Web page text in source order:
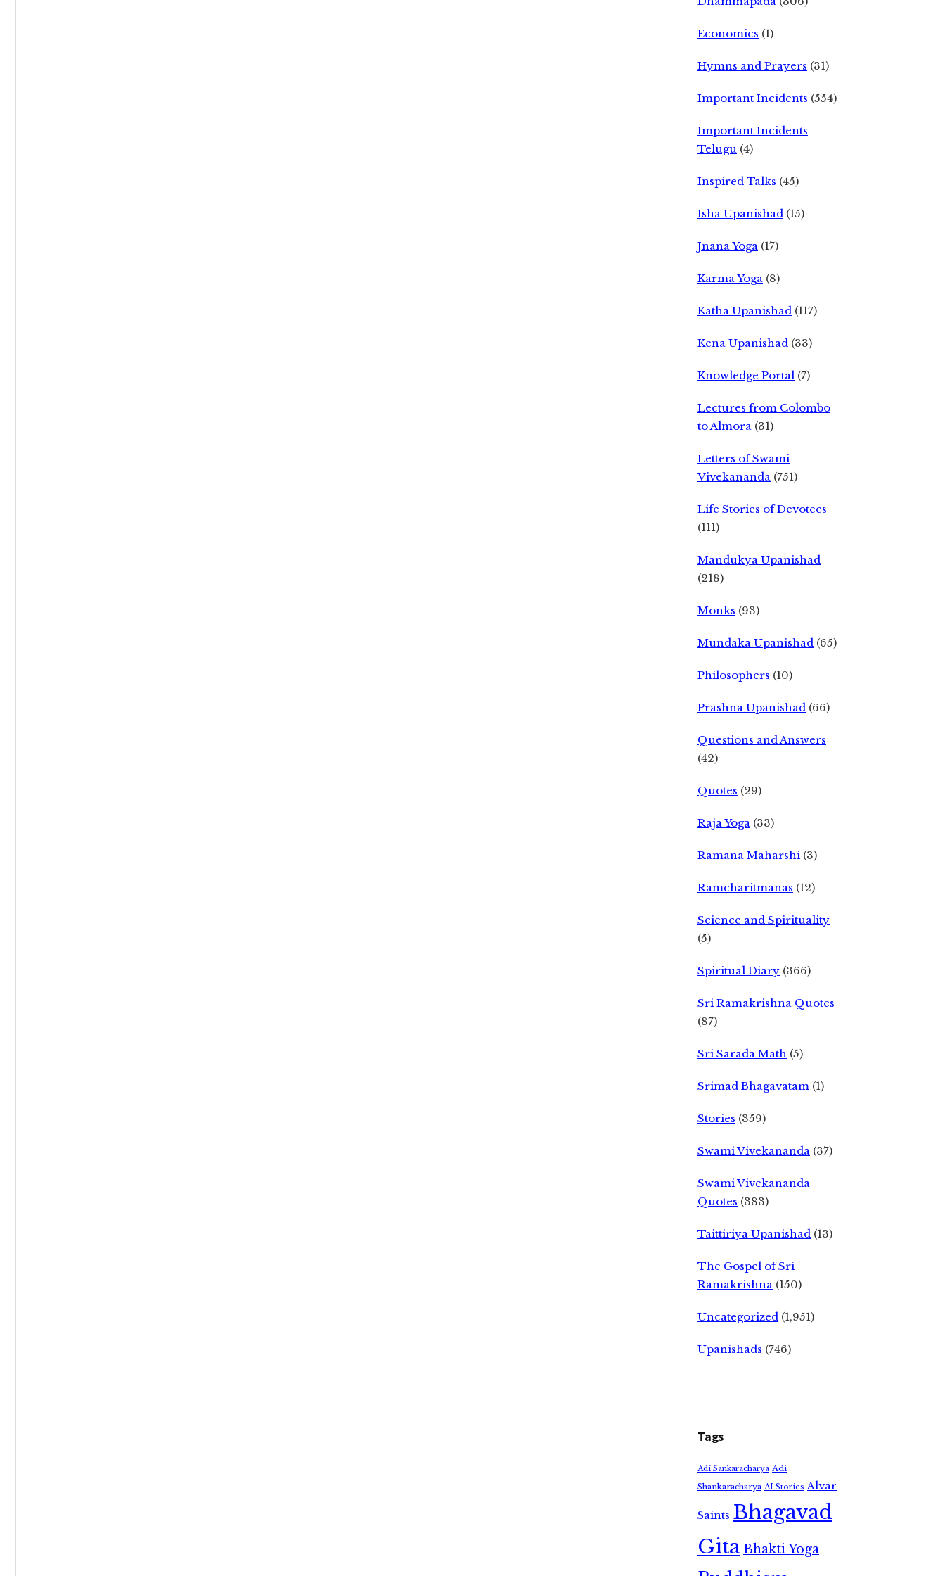
Economics (1)
Hymns and Prayers (31)
Important Incidents (554)
Important Incidents
Telugu (4)
Inspired Talks (45)
Isha Upanishad (15)
Jnana Yoga (17)
Karma Yoga (8)
Katha Upanishad (117)
Kena Upanishad (33)
Knowledge Portal (7)
Lectures from Colombo
to Almora (31)
Letters of Swami
Vivekananda (751)
Life Stories of Devotees
(111)
Mandukya Upanishad
(218)
Monks (93)
Mundaka Upanishad (65)
Philosophers (10)
Prashna Upanishad (66)
Questions and Answers
(42)
Quotes (29)
Raja Yoga (33)
Ramana Maharshi (3)
Ramcharitmanas (12)
Science and Spirituality
(5)
Spiritual Diary (366)
Sri Ramakrishna Quotes
(87)
Sri Sarada Math (5)
Srimad Bhagavatam (1)
Stories (359)
Swami Vivekananda (37)
Swami Vivekananda
Quotes (383)
Taittiriya Upanishad (13)
The Gospel of Sri
Ramakrishna (150)
Uncategorized (1,951)
Upanishads (746)
Tags
Adi Sankaracharya Adi
Shankaracharya AI Stories Alvar
Saints Bhagavad
GitaBhakti Yoga